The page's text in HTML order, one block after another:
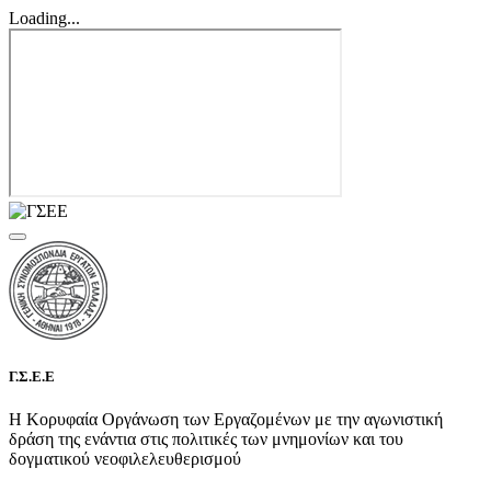
Loading...
Γ.Σ.Ε.Ε
Η Κορυφαία Οργάνωση των Εργαζομένων με την αγωνιστική
δράση της ενάντια στις πολιτικές των μνημονίων και του
δογματικού νεοφιλελευθερισμού